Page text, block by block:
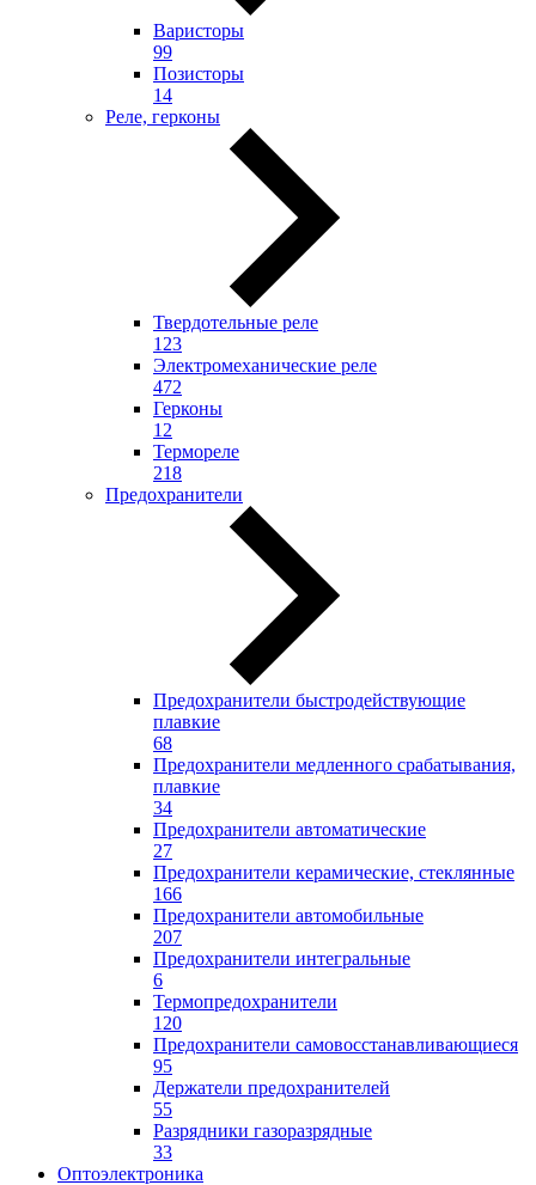
Варисторы
99
Позисторы
14
Реле, герконы
Твердотельные реле
123
Электромеханические реле
472
Герконы
12
Термореле
218
Предохранители
Предохранители быстродействующие
плавкие
68
Предохранители медленного срабатывания,
плавкие
34
Предохранители автоматические
27
Предохранители керамические, стеклянные
166
Предохранители автомобильные
207
Предохранители интегральные
6
Термопредохранители
120
Предохранители самовосстанавливающиеся
95
Держатели предохранителей
55
Разрядники газоразрядные
33
Оптоэлектроника